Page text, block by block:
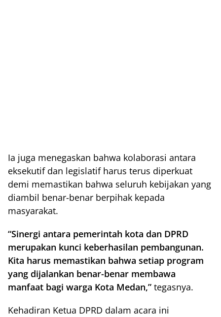
Ia juga menegaskan bahwa kolaborasi antara
eksekutif dan legislatif harus terus diperkuat
demi memastikan bahwa seluruh kebijakan yang
diambil benar-benar berpihak kepada
masyarakat.
“Sinergi antara pemerintah kota dan DPRD
merupakan kunci keberhasilan pembangunan.
Kita harus memastikan bahwa setiap program
yang dijalankan benar-benar membawa
manfaat bagi warga Kota Medan,” tegasnya.
Kehadiran Ketua DPRD dalam acara ini